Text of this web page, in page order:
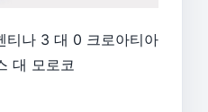
티나 3 대 0 크로아티아
대 모로코